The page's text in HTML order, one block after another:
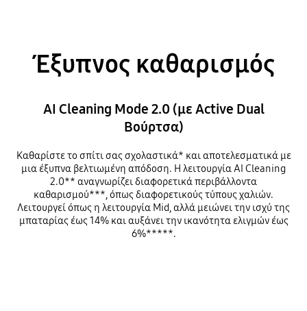
Έξυπνος καθαρισμός
AI Cleaning Mode 2.0 (με Active Dual
Βούρτσα)
Καθαρίστε το σπίτι σας σχολαστικά* και αποτελεσματικά με
μια έξυπνα βελτιωμένη απόδοση. Η λειτουργία AI Cleaning
2.0** αναγνωρίζει διαφορετικά περιβάλλοντα
καθαρισμού***, όπως διαφορετικούς τύπους χαλιών.
Λειτουργεί όπως η λειτουργία Mid, αλλά μειώνει την ισχύ της
μπαταρίας έως 14% και αυξάνει την ικανότητα ελιγμών έως
6%*****.